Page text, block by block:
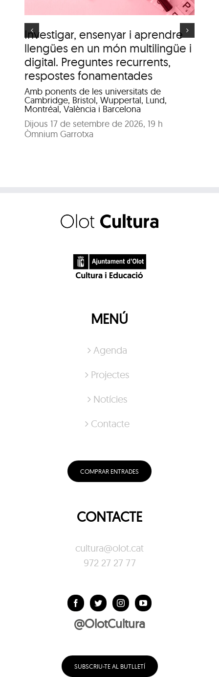
Investigar, ensenyar i aprendre
llengües en un món multilingüe i
digital. Preguntes recurrents,
respostes fonamentades
Amb ponents de les universitats de
Cambridge, Bristol, Wuppertal, Lund,
Montréal, València i Barcelona
Dijous 17 de setembre de 2026, 19 h
Òmnium Garrotxa
MENÚ
Agenda
Projectes
Notícies
Contacte
COMPRAR ENTRADES
CONTACTE
cultura@olot.cat
972 27 27 77
@OlotCultura
SUBSCRIU-TE AL BUTLLETÍ